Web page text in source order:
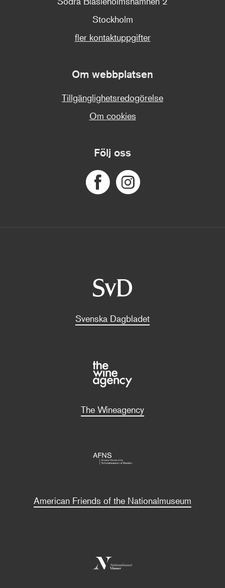
Stockholm
fler kontaktuppgifter
Om webbplatsen
Tillgänglighetsredogörelse
Om cookies
Följ oss
Svenska Dagbladet
The Wineagency
American Friends of the Nationalmuseum